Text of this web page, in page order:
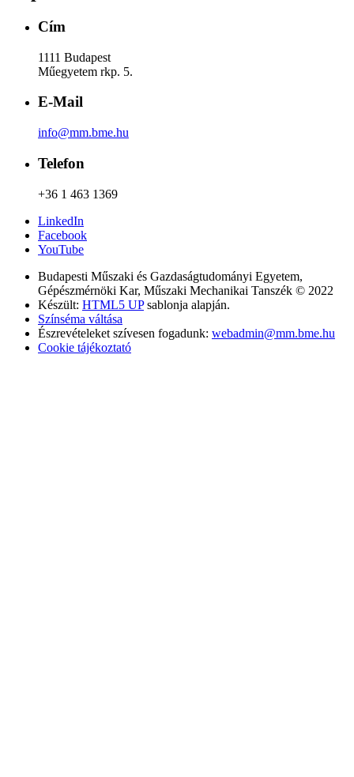
Cím
1111 Budapest
Műegyetem rkp. 5.
E-Mail
info@mm.bme.hu
Telefon
+36 1 463 1369
LinkedIn
Facebook
YouTube
Budapesti Műszaki és Gazdaságtudományi Egyetem,
Gépészmérnöki Kar, Műszaki Mechanikai Tanszék © 2022
Készült: HTML5 UPsablonja alapján.
Színséma váltása
Észrevételeket szívesen fogadunk: webadmin@mm.bme.hu
Cookie tájékoztató